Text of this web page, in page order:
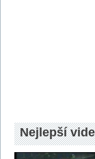
Nejlepší